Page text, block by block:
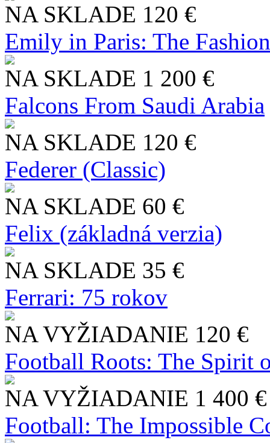
NA SKLADE 120 €
Emily in Paris: The
NA SKLADE 1 200 €
Falcons From Saudi Arabia
NA SKLADE 120 €
Federer (Classic)
NA SKLADE 60 €
Felix (základná verzia)
NA SKLADE 35 €
Ferrari: 75 rokov
NA VYŽIADANIE 120 €
Football Roots: The Spirit
NA VYŽIADANIE 1 400 €
Football: The Impossible